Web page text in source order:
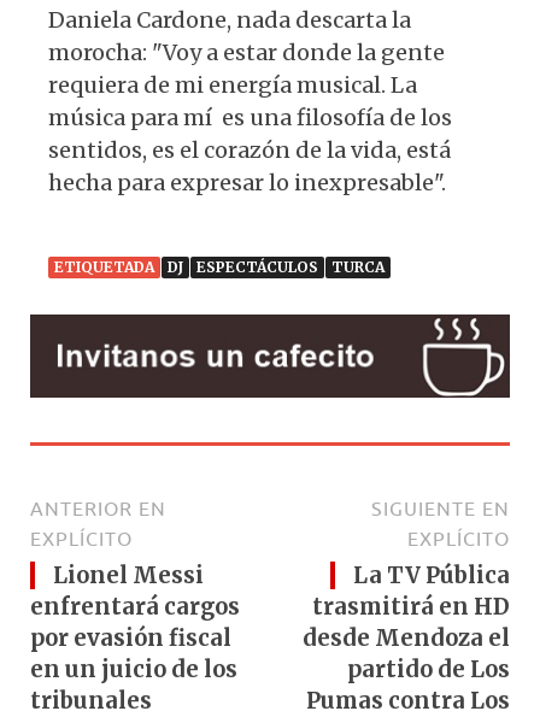
Daniela Cardone, nada descarta la
morocha: "Voy a estar donde la gente
requiera de mi energía musical. La
música para mí es una filosofía de los
sentidos, es el corazón de la vida, está
hecha para expresar lo inexpresable".
ETIQUETADA DJ ESPECTÁCULOS TURCA
ANTERIOR EN
EXPLÍCITO
Lionel Messi
enfrentará cargos
por evasión fiscal
en un juicio de los
tribunales
SIGUIENTE EN
EXPLÍCITO
La TV Pública
trasmitirá en HD
desde Mendoza el
partido de Los
Pumas contra Los